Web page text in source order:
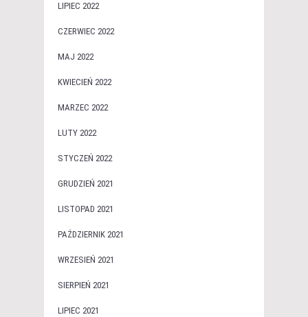
LIPIEC 2022
CZERWIEC 2022
MAJ 2022
KWIECIEŃ 2022
MARZEC 2022
LUTY 2022
STYCZEŃ 2022
GRUDZIEŃ 2021
LISTOPAD 2021
PAŹDZIERNIK 2021
WRZESIEŃ 2021
SIERPIEŃ 2021
LIPIEC 2021